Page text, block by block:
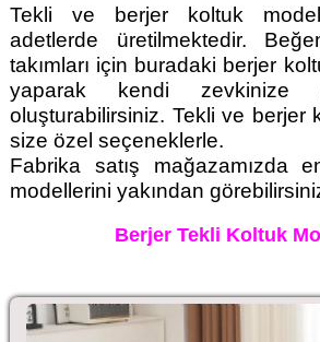
Tekli ve berjer koltuk
adetlerde üretilmektedir.
takımları için buradaki berjer
yaparak kendi zevkinize
oluşturabilirsiniz. Tekli ve berjer
size özel seçeneklerle.
Fabrika satış mağazamızda
modellerini yakından
Berjer Tekli Koltuk